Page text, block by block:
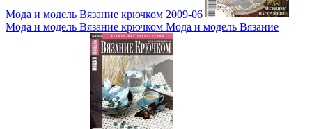
Мода и модель Вязание крючком 2009-06
Мода и модель Вязание крючком Мода и модель Вязание